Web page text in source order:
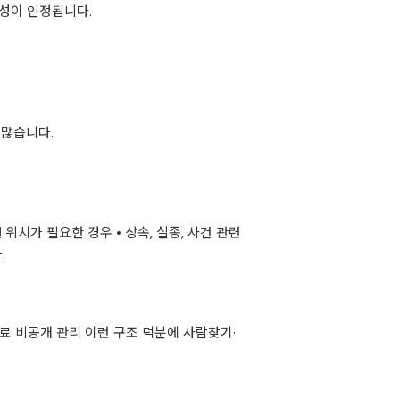
이 인정됩니다.
습니다.
치가 필요한 경우 • 상속, 실종, 사건 관련
비공개 관리 이런 구조 덕분에 사람찾기·